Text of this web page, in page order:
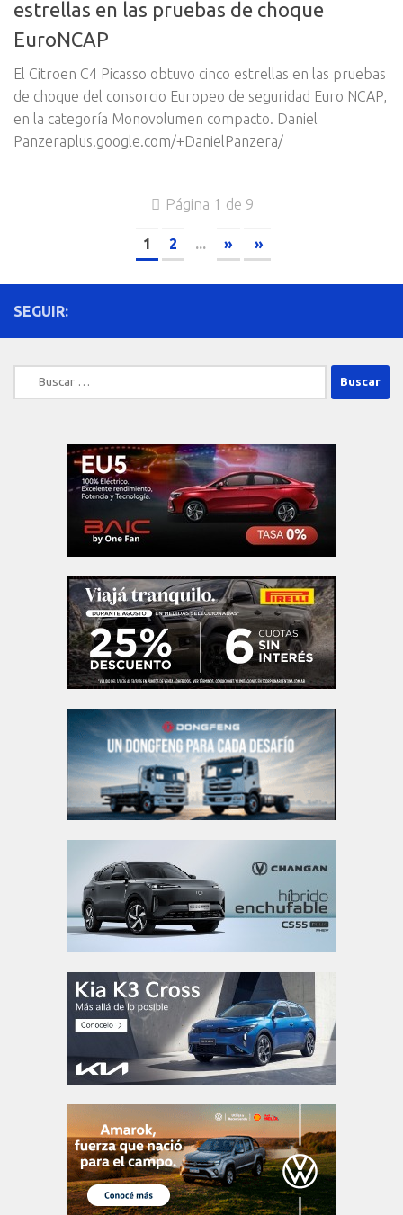
estrellas en las pruebas de choque
EuroNCAP
El Citroen C4 Picasso obtuvo cinco estrellas en las pruebas
de choque del consorcio Europeo de seguridad Euro NCAP,
en la categoría Monovolumen compacto. Daniel
Panzeraplus.google.com/+DanielPanzera/
Página 1 de 9
1 2 ... » »
SEGUIR:
Buscar: